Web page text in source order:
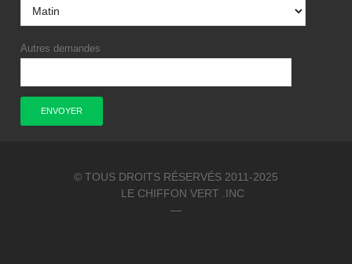
Autres demandes
© TOUS DROITS RÉSERVÉS 2011-2025
LE CHIFFON VERT .INC
—